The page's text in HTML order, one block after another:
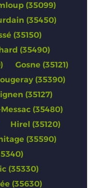
(35099)
(35450)
(35150)
(35490)
Gosne (35121)
(35390)
(35127)
(35480)
Hirel (35120)
(35590)
(35330)
(35630)